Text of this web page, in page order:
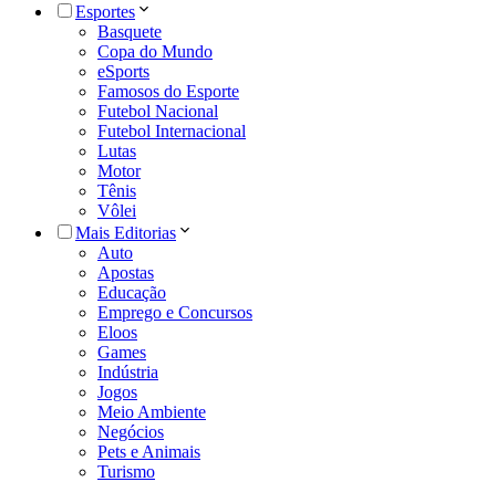
Esportes
Basquete
Copa do Mundo
eSports
Famosos do Esporte
Futebol Nacional
Futebol Internacional
Lutas
Motor
Tênis
Vôlei
Mais Editorias
Auto
Apostas
Educação
Emprego e Concursos
Eloos
Games
Indústria
Jogos
Meio Ambiente
Negócios
Pets e Animais
Turismo